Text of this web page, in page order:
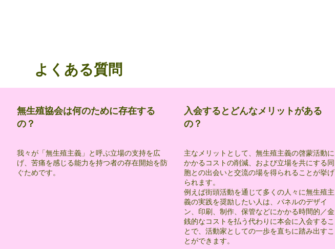
よくある質問
無生殖協会は何のために存在する
の？
我々が「無生殖主義」と呼ぶ立場の支持を広
げ、苦痛を感じる能力を持つ者の存在開始を防
ぐためです。
入会するとどんなメリットがある
の？
主なメリットとして、無生殖主義の啓蒙活動に
かかるコストの削減、および立場を共にする同
胞との出会いと交流の場を得られることが挙げ
られます。
例えば街頭活動を通じて多くの人々に無生殖主
義の実践を奨励したい人は、パネルのデザイ
ン、印刷、制作、保管などにかかる時間的／金
銭的なコストを払う代わりに本会に入会するこ
とで、活動家としての一歩を直ちに踏み出すこ
とができます。